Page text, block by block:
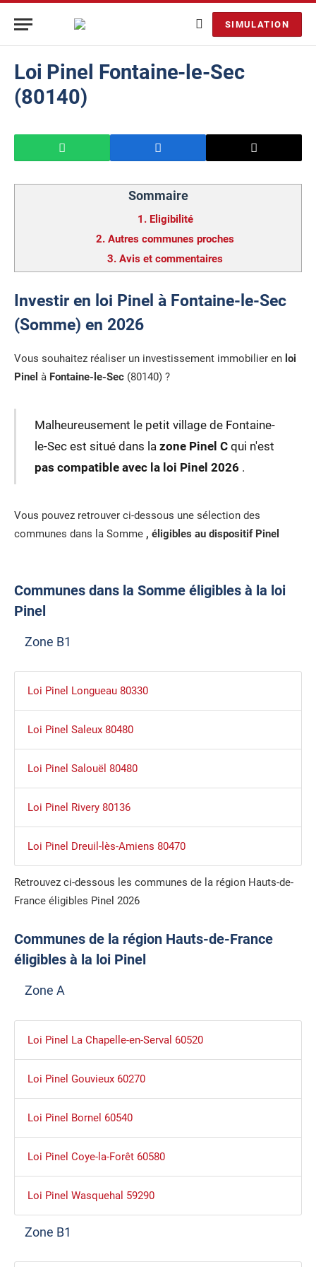
SIMULATION
Loi Pinel Fontaine-le-Sec
(80140)
Sommaire
1. Eligibilité
2. Autres communes proches
3. Avis et commentaires
Investir en loi Pinel à Fontaine-le-Sec
(Somme) en 2026
Vous souhaitez réaliser un investissement immobilier en loi
Pinel à Fontaine-le-Sec (80140) ?
Malheureusement le petit village de Fontaine-
le-Sec est situé dans la zone Pinel Cqui n'est
pas compatible avec la loi Pinel 2026 .
Vous pouvez retrouver ci-dessous une sélection des
communes dans la Somme , éligibles au dispositif Pinel
Communes dans la Somme éligibles à la loi
Pinel
Zone B1
Loi Pinel Longueau 80330
Loi Pinel Saleux 80480
Loi Pinel Salouël 80480
Loi Pinel Rivery 80136
Loi Pinel Dreuil-lès-Amiens 80470
Retrouvez ci-dessous les communes de la région Hauts-de-
France éligibles Pinel 2026
Communes de la région Hauts-de-France
éligibles à la loi Pinel
Zone A
Loi Pinel La Chapelle-en-Serval 60520
Loi Pinel Gouvieux 60270
Loi Pinel Bornel 60540
Loi Pinel Coye-la-Forêt 60580
Loi Pinel Wasquehal 59290
Zone B1